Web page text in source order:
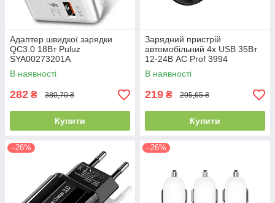
Адаптер швидкої зарядки
QC3.0 18Вт Puluz
SYA00273201A
В наявності
282 ₴ 380,70 ₴
Купити
Зарядний пристрій
автомобільний 4x USB 35Вт
12-24В AC Prof 3994
В наявності
219 ₴ 295,65 ₴
Купити
–26% –26%